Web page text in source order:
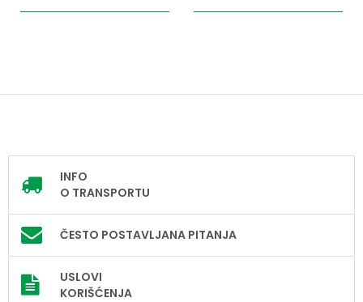
INFO
O TRANSPORTU
ČESTO POSTAVLJANA PITANJA
USLOVI
KORIŠĆENJA